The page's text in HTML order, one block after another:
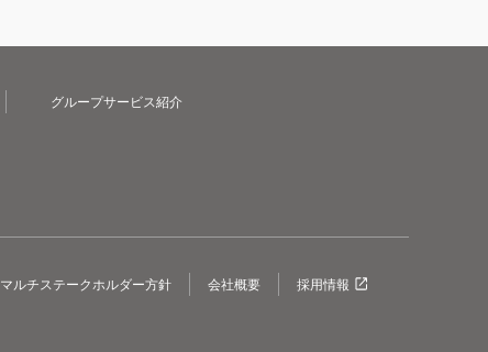
グループサービス紹介
マルチステークホルダー方針 会社概要 採用情報